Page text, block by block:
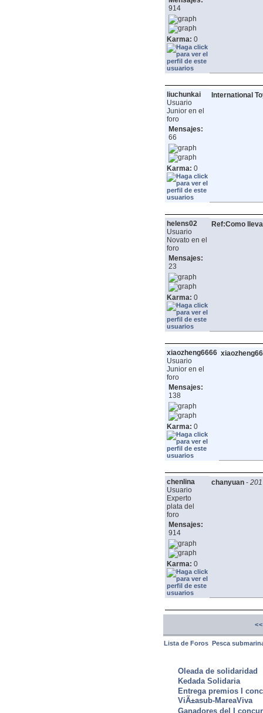
914
Karma: 0
liuchunkai
Usuario
Junior en el
foro
Mensajes:
66
Karma: 0
International
helens02
Usuario
Novato en el
foro
Mensajes:
23
Karma: 0
Ref:Como
xiaozheng6666
Usuario
Junior en el
foro
Mensajes:
138
Karma: 0
chenlina
Usuario
Experto
plata del
foro
Mensajes:
914
Karma: 0
chanyuan-
Lista de Foros Pesca
Oleada de solidaridad
Kedada Solidaria
Entrega premios I
ViÃ±asub-MareaViva
Ganadores del I